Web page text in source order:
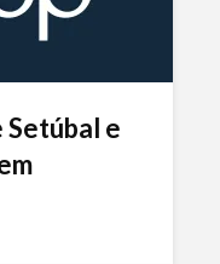
Setúbal e
para os